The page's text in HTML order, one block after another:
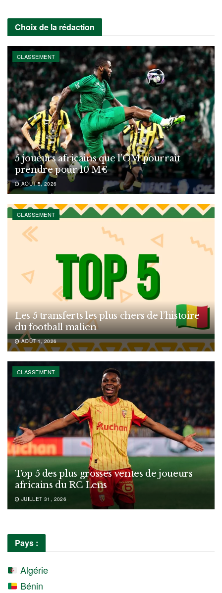
Choix de la rédaction
CLASSEMENT
5 joueurs africains que l’OM pourrait
prendre pour 10 M€
AOÛT 5, 2026
CLASSEMENT
Les 5 transferts les plus chers de l’histoire
du football malien
AOÛT 1, 2026
CLASSEMENT
Top 5 des plus grosses ventes de joueurs
africains du RC Lens
JUILLET 31, 2026
Pays :
Algérie
Bénin